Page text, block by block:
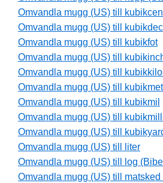
Omvandla mugg (US) till
Omvandla mugg (US) till
Omvandla mugg (US) till kubikfot
Omvandla mugg (US) till
Omvandla mugg (US) till
Omvandla mugg (US) till
Omvandla mugg (US) till kubikmil
Omvandla mugg (US) till
Omvandla mugg (US) till
Omvandla mugg (US) till liter
Omvandla mugg (US) till log
Omvandla mugg (US) till matsked